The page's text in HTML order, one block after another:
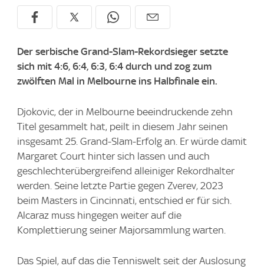
Der serbische Grand-Slam-Rekordsieger setzte
sich mit 4:6, 6:4, 6:3, 6:4 durch und zog zum
zwölften Mal in Melbourne ins Halbfinale ein.
Djokovic, der in Melbourne beeindruckende zehn
Titel gesammelt hat, peilt in diesem Jahr seinen
insgesamt 25. Grand-Slam-Erfolg an. Er würde damit
Margaret Court hinter sich lassen und auch
geschlechterübergreifend alleiniger Rekordhalter
werden. Seine letzte Partie gegen Zverev, 2023
beim Masters in Cincinnati, entschied er für sich.
Alcaraz muss hingegen weiter auf die
Komplettierung seiner Majorsammlung warten.
Das Spiel, auf das die Tenniswelt seit der Auslosung